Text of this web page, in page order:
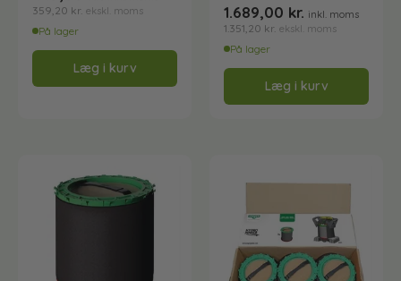
Klude og vaskeskind
Rentvandsanlæg - Byg dit eget efter ønske
Sæbe og rens til vinduespudsning
Spande til vinduespudsning
359,20 kr. ekskl. moms
På lager
Læg i kurv
1.689,00 kr. inkl. moms
1.351,20 kr. ekskl. moms
På lager
Læg i kurv